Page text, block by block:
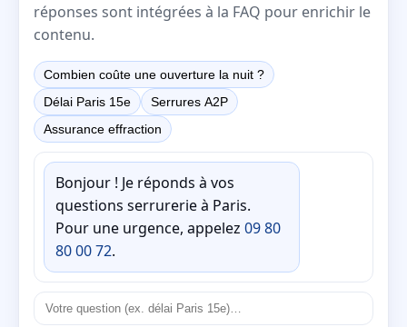
réponses sont intégrées à la FAQ pour enrichir le
contenu.
Combien coûte une ouverture la nuit ?
Délai Paris 15e
Serrures A2P
Assurance effraction
Bonjour ! Je réponds à vos
questions serrurerie à Paris.
Pour une urgence, appelez 09 80
80 00 72.